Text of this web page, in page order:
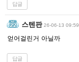
답글
스텐판 26-06-13 09:59
얻어걸린거 아닐까
답글